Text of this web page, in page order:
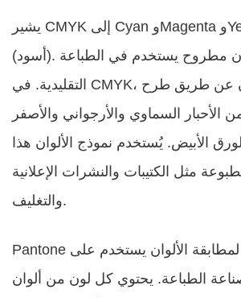
يشير CMYK إلى Cyan وMagenta وYellow وKey
(أسود). إنه نموذج ألوان مطروح يستخدم في الطباعة
التقليدية. في CMYK، يتم إنشاء الألوان عن طريق طرح
الأحبار السماوي والأرجواني والأصفر
الأبيض. يُستخدم نموذج الألوان هذا
مثل الكتيبات والنشرات الإعلانية
والتغليف.
Pantone هو نظام قياسي لمطابقة الألوان يستخدم على
الطباعة. يحتوي كل لون من ألوان